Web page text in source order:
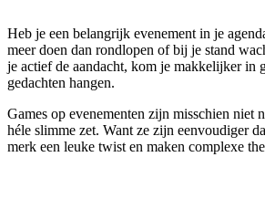
Heb je een belangrijk evenement in je
meer doen dan rondlopen of bij je stand
je actief de aandacht, kom je makkelijker in
gedachten hangen.
Games op evenementen zijn misschien niet
héle slimme zet. Want ze zijn eenvoudiger
merk een leuke twist en maken complexe